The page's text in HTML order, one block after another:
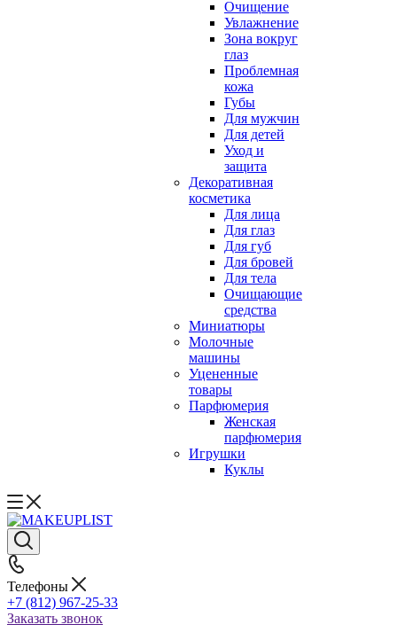
Очищение
Увлажнение
Зона вокруг
глаз
Проблемная
кожа
Губы
Для мужчин
Для детей
Уход и
защита
Декоративная
косметика
Для лица
Для глаз
Для губ
Для бровей
Для тела
Очищающие
средства
Миниатюры
Молочные
машины
Уцененные
товары
Парфюмерия
Женская
парфюмерия
Игрушки
Куклы
Телефоны
+7 (812) 967-25-33
Заказать звонок